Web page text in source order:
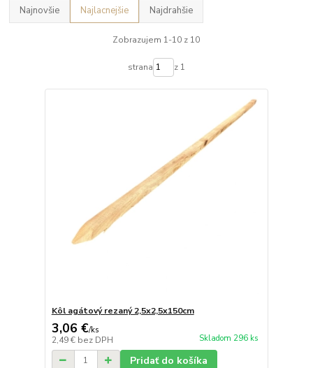
Najnovšie Najlacnejšie Najdrahšie
Zobrazujem 1-10 z 10
strana z 1
Kôl agátový rezaný 2,5x2,5x150cm
3,06 €/ks
2,49 € bez DPH Skladom 296 ks
Pridať do košíka